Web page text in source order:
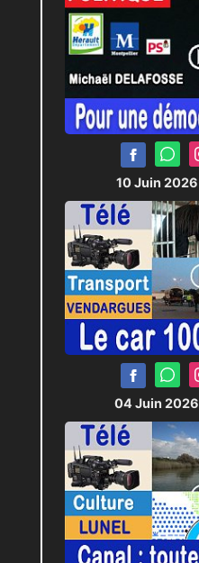
10 Juin 2026
04 Juin 2026